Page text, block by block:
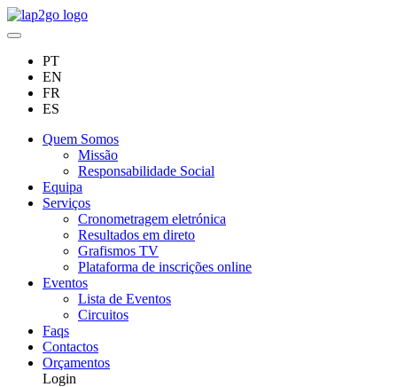
PT
EN
FR
ES
Quem Somos
Missão
Responsabilidade Social
Equipa
Serviços
Cronometragem eletrónica
Resultados em direto
Grafismos TV
Plataforma de inscrições online
Eventos
Lista de Eventos
Circuitos
Faqs
Contactos
Orçamentos
Login